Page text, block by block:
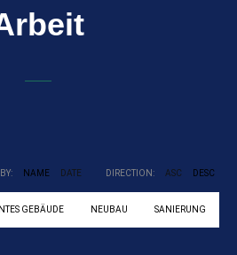
NAME DATE DIRECTION: ASC DESC
GEBÄUDE NEUBAU SANIERUNG